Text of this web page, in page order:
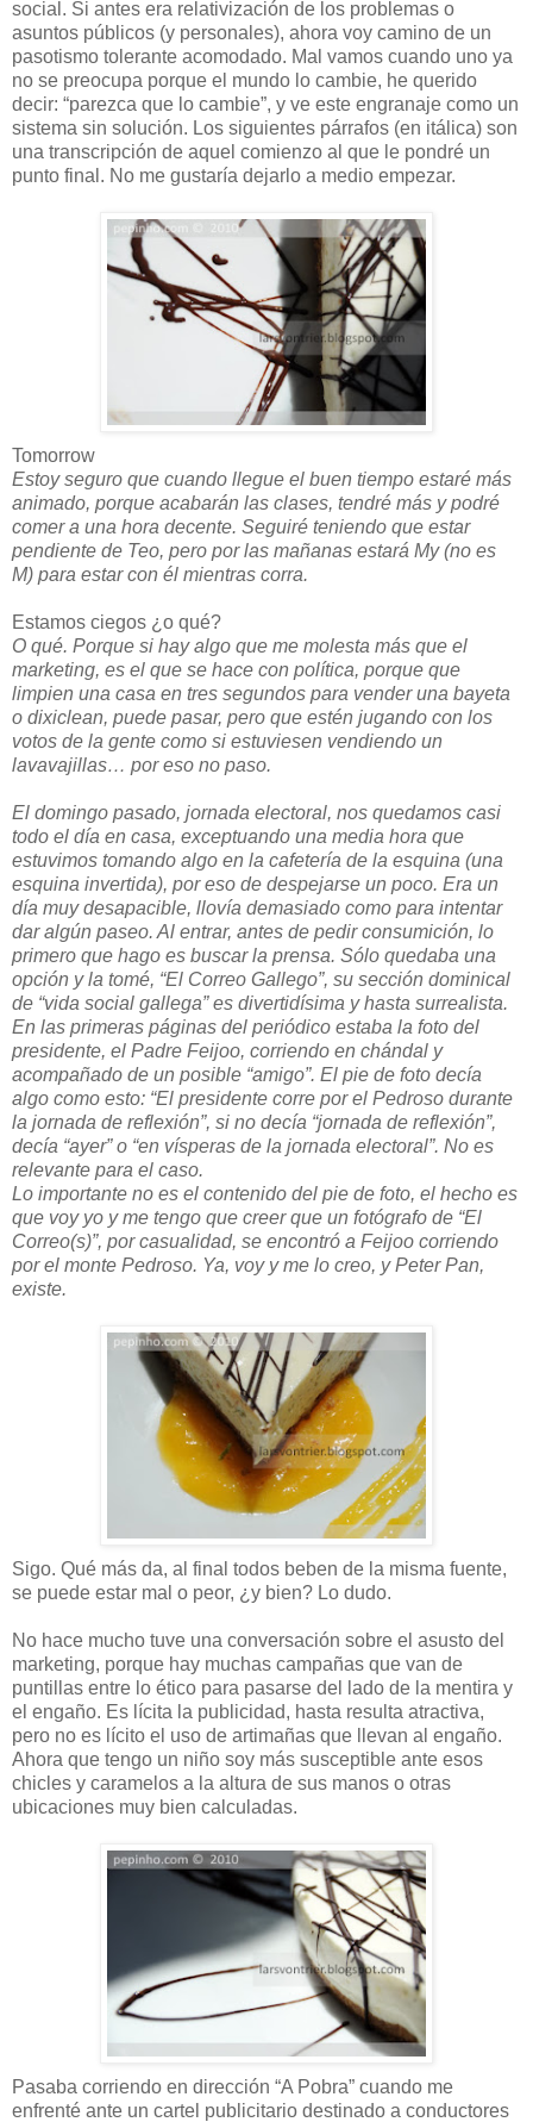
social. Si antes era relativización de los problemas o
asuntos públicos (y personales), ahora voy camino de un
pasotismo tolerante acomodado. Mal vamos cuando uno ya
no se preocupa porque el mundo lo cambie, he querido
decir: “parezca que lo cambie”, y ve este engranaje como un
sistema sin solución. Los siguientes párrafos (en itálica) son
una transcripción de aquel comienzo al que le pondré un
punto final. No me gustaría dejarlo a medio empezar.
Tomorrow
Estoy seguro que cuando llegue el buen tiempo estaré más
animado, porque acabarán las clases, tendré más y podré
comer a una hora decente. Seguiré teniendo que estar
pendiente de Teo, pero por las mañanas estará My (no es
M) para estar con él mientras corra.
Estamos ciegos ¿o qué?
O qué. Porque si hay algo que me molesta más que el
marketing, es el que se hace con política, porque que
limpien una casa en tres segundos para vender una bayeta
o dixiclean, puede pasar, pero que estén jugando con los
votos de la gente como si estuviesen vendiendo un
lavavajillas… por eso no paso.
El domingo pasado, jornada electoral, nos quedamos casi
todo el día en casa, exceptuando una media hora que
estuvimos tomando algo en la cafetería de la esquina (una
esquina invertida), por eso de despejarse un poco. Era un
día muy desapacible, llovía demasiado como para intentar
dar algún paseo. Al entrar, antes de pedir consumición, lo
primero que hago es buscar la prensa. Sólo quedaba una
opción y la tomé, “El Correo Gallego”, su sección dominical
de “vida social gallega” es divertidísima y hasta surrealista.
En las primeras páginas del periódico estaba la foto del
presidente, el Padre Feijoo, corriendo en chándal y
acompañado de un posible “amigo”. El pie de foto decía
algo como esto: “El presidente corre por el Pedroso durante
la jornada de reflexión”, si no decía “jornada de reflexión”,
decía “ayer” o “en vísperas de la jornada electoral”. No es
relevante para el caso.
Lo importante no es el contenido del pie de foto, el hecho es
que voy yo y me tengo que creer que un fotógrafo de “El
Correo(s)”, por casualidad, se encontró a Feijoo corriendo
por el monte Pedroso. Ya, voy y me lo creo, y Peter Pan,
existe.
Sigo. Qué más da, al final todos beben de la misma fuente,
se puede estar mal o peor, ¿y bien? Lo dudo.
No hace mucho tuve una conversación sobre el asusto del
marketing, porque hay muchas campañas que van de
puntillas entre lo ético para pasarse del lado de la mentira y
el engaño. Es lícita la publicidad, hasta resulta atractiva,
pero no es lícito el uso de artimañas que llevan al engaño.
Ahora que tengo un niño soy más susceptible ante esos
chicles y caramelos a la altura de sus manos o otras
ubicaciones muy bien calculadas.
Pasaba corriendo en dirección “A Pobra” cuando me
enfrenté ante un cartel publicitario destinado a conductores